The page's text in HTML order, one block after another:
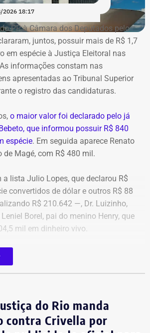
que a operação era feita de
o ICMS na chegada do
Com a Refit postergava de
a empresa só deveria pagar o
da venda para o consumidor final,
de acordo com a investigação.
blog do Octávio Guedes, do portal
2026 18:17
PP à Câmara dos Deputados pelo
juntos, possuir mais de R$ 1,7
em espécie à Justiça Eleitoral nas
informações constam nas
apresentadas ao Tribunal Superior
o registro das candidaturas.
o maior valor foi declarado pelo já
que informou possuir R$ 840
espécie. Em seguida aparece Renato
de Magé, com R$ 480 mil.
lista Julio Lopes, que declarou R$
convertidos de dólar e outros R$ 88
R$ 210.642 —, Dr. Luizinho,
Borel, pai do menino Henry, que
mil em dinheiro vivo.
R$ 150.000,00
R$ 104.500,00
do Rio manda
contra Crivella por